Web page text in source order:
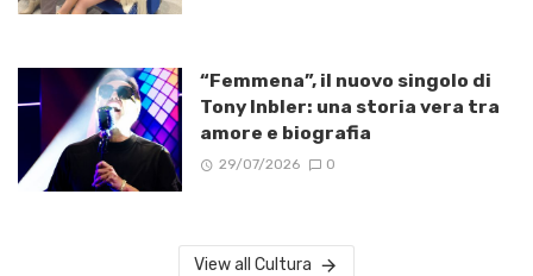
“Femmena”, il nuovo singolo di
Tony Inbler: una storia vera tra
amore e biografia
29/07/2026 0
View all Cultura